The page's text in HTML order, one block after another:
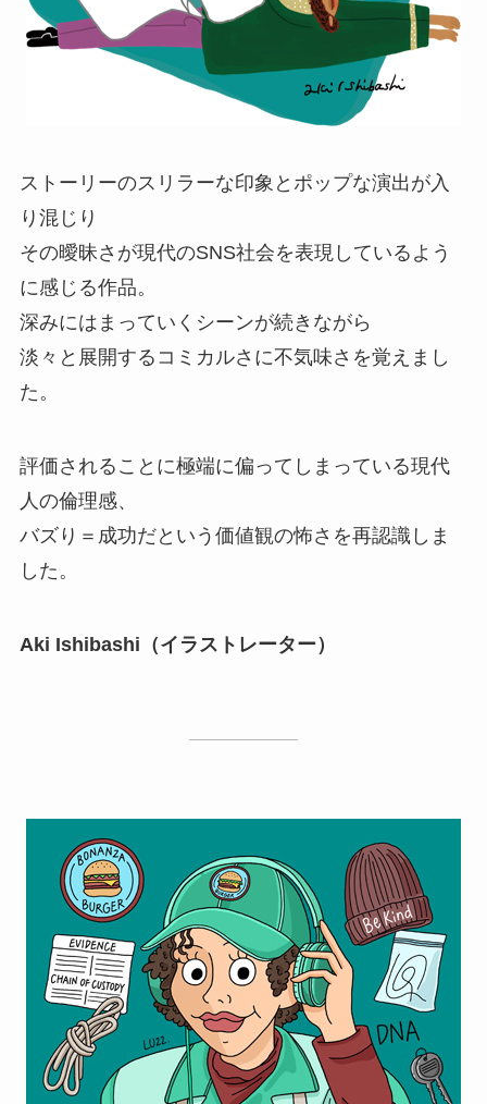
ストーリーのスリラーな印象とポップな演出が入
り混じり
その曖昧さが現代のSNS社会を表現しているよう
に感じる作品。
深みにはまっていくシーンが続きながら
淡々と展開するコミカルさに不気味さを覚えまし
た。
評価されることに極端に偏ってしまっている現代
人の倫理感、
バズり＝成功だという価値観の怖さを再認識しま
した。
Aki Ishibashi（イラストレーター）